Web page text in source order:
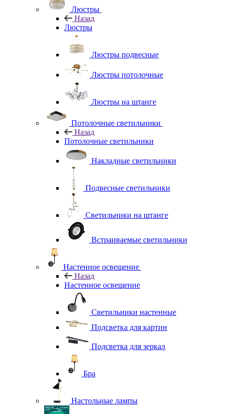
Люстры
Назад
Люстры
Люстры подвесные
Люстры потолочные
Люстры на штанге
Потолочные светильники
Назад
Потолочные светильники
Накладные светильники
Подвесные светильники
Светильники на штанге
Встраиваемые светильники
Настенное освещение
Назад
Настенное освещение
Светильники настенные
Подсветка для картин
Подсветка для зеркал
Бра
Настольные лампы